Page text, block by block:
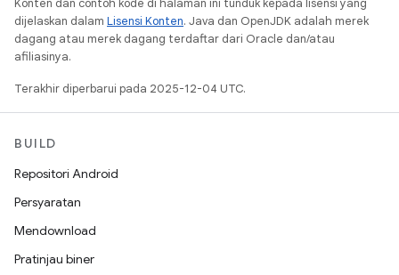
Konten dan contoh kode di halaman ini tunduk kepada lisensi yang
dijelaskan dalam Lisensi Konten. Java dan OpenJDK adalah merek
dagang atau merek dagang terdaftar dari Oracle dan/atau
afiliasinya.
Terakhir diperbarui pada 2025-12-04 UTC.
BUILD
Repositori Android
Persyaratan
Mendownload
Pratinjau biner